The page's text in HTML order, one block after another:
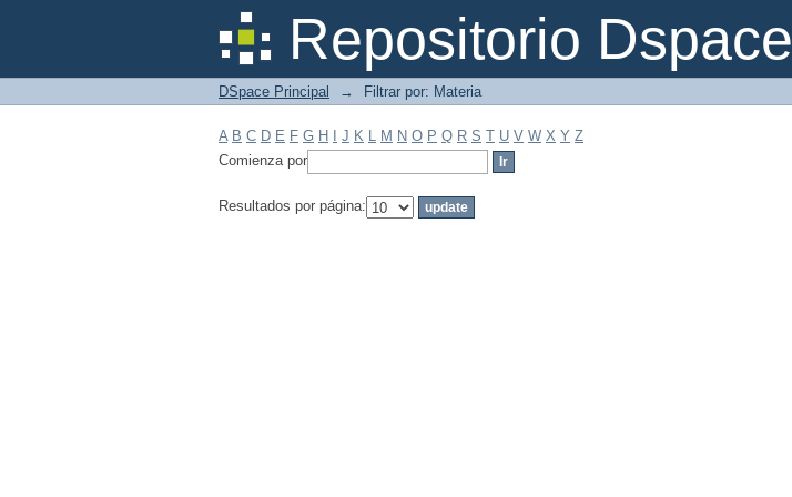
Repositorio Dspace
Filtrar por: Materia
DSpace Principal → Filtrar por: Materia
A B C D E F G H J K L M N O P Q R S T U V W X Y Z
Comienza por
Resultados por página: